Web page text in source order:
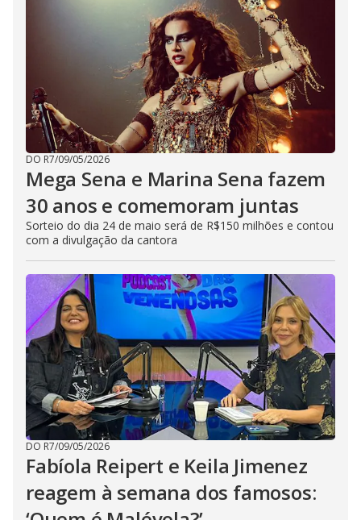
DO R7/09/05/2026
Mega Sena e Marina Sena fazem
30 anos e comemoram juntas
Sorteio do dia 24 de maio será de R$150 milhões e contou
com a divulgação da cantora
DO R7/09/05/2026
Fabíola Reipert e Keila Jimenez
reagem à semana dos famosos: